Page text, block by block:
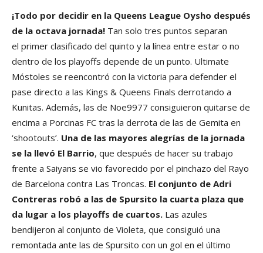
¡Todo por decidir en la Queens League Oysho después
de la octava jornada! Tan solo tres puntos separan
el primer clasificado del quinto y la línea entre estar o no
dentro de los playoffs depende de un punto. Ultimate
Móstoles se reencontró con la victoria para defender el
pase directo a las Kings & Queens Finals derrotando a
Kunitas. Además, las de Noe9977 consiguieron quitarse de
encima a Porcinas FC tras la derrota de las de Gemita en
‘shootouts’. Una de las mayores alegrías de la jornada
se la llevó El Barrio, que después de hacer su trabajo
frente a Saiyans se vio favorecido por el pinchazo del Rayo
de Barcelona contra Las Troncas. El conjunto de Adri
Contreras robó a las de Spursito la cuarta plaza que
da lugar a los playoffs de cuartos. Las azules
bendijeron al conjunto de Violeta, que consiguió una
remontada ante las de Spursito con un gol en el último